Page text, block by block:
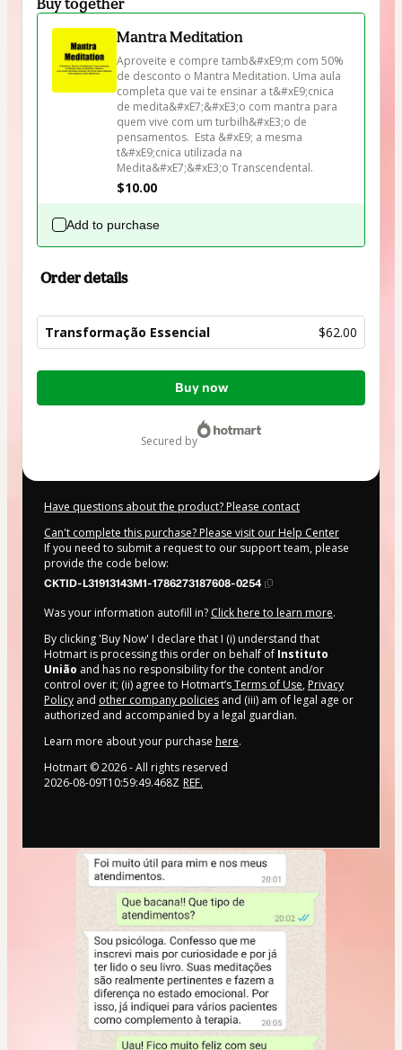
Mantra Meditation
Aproveite e compre tamb&#xE9;m com 50%
de desconto o Mantra Meditation. Uma aula
completa que vai te ensinar a t&#xE9;cnica
de medita&#xE7;&#xE3;o com mantra para
quem vive com um turbilh&#xE3;o de
pensamentos.  Esta &#xE9; a mesma
t&#xE9;cnica utilizada na
Medita&#xE7;&#xE3;o Transcendental.
$10.00
Add to purchase
Order details
Transformação Essencial $62.00
Total
$62.00
Buy now
secured by
Have questions about the product? Please contact
Can't complete this purchase? Please visit our Help Center
If you need to submit a request to our support team, please
provide the code below:
CKTID-L31913143M1-1786273187608-0254
Was your information autofill in? Click here to learn more.
By clicking 'Buy Now' I declare that I (i) understand that
Hotmart is processing this order on behalf of Instituto
União and has no responsibility for the content and/or
control over it; (ii) agree to Hotmart’sTerms of Use, Privacy
Policy and other company policies and (iii) am of legal age or
authorized and accompanied by a legal guardian.
Learn more about your purchase here.
Hotmart ©2026- All rights reserved
2026-08-09T10:59:49.468Z REF.